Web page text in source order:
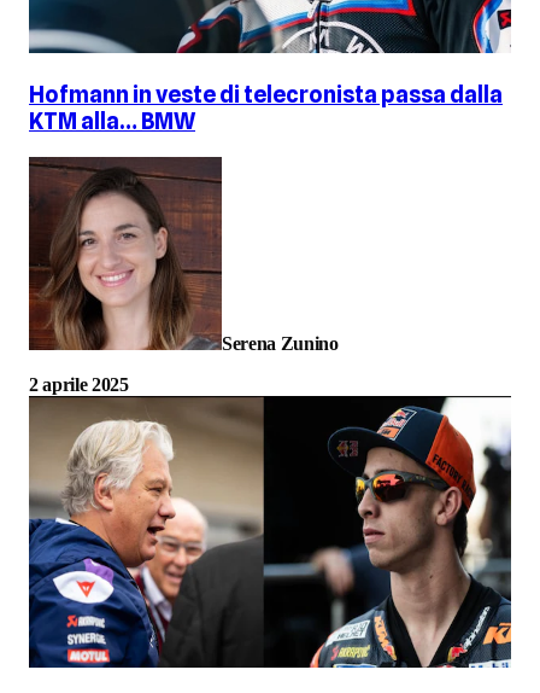
Hofmann in veste di telecronista passa dalla
KTM alla… BMW
Serena Zunino
2 aprile 2025